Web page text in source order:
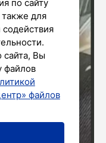
по сайту
для
содействия
сайта, Вы
файлов
файлов